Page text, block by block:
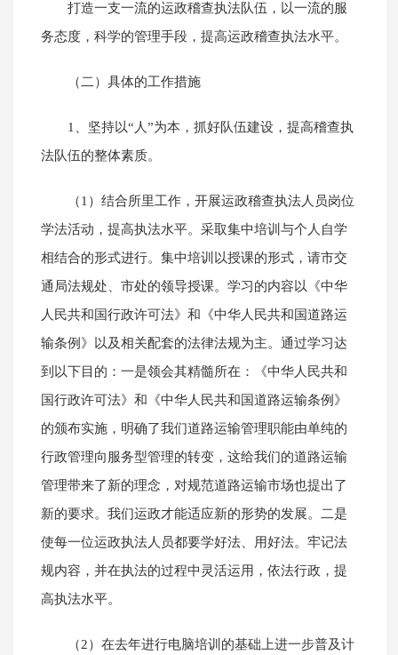
打造一支一流的运政稽查执法队伍，以一流的服
务态度，科学的管理手段，提高运政稽查执法水平。
（二）具体的工作措施
1、坚持以“人”为本，抓好队伍建设，提高稽查执
法队伍的整体素质。
（1）结合所里工作，开展运政稽查执法人员岗位
学法活动，提高执法水平。采取集中培训与个人自学
相结合的形式进行。集中培训以授课的形式，请市交
通局法规处、市处的领导授课。学习的内容以《中华
人民共和国行政许可法》和《中华人民共和国道路运
输条例》以及相关配套的法律法规为主。通过学习达
到以下目的：一是领会其精髓所在：《中华人民共和
国行政许可法》和《中华人民共和国道路运输条例》
的颁布实施，明确了我们道路运输管理职能由单纯的
行政管理向服务型管理的转变，这给我们的道路运输
管理带来了新的理念，对规范道路运输市场也提出了
新的要求。我们运政才能适应新的形势的发展。二是
使每一位运政执法人员都要学好法、用好法。牢记法
规内容，并在执法的过程中灵活运用，依法行政，提
高执法水平。
（2）在去年进行电脑培训的基础上进一步普及计